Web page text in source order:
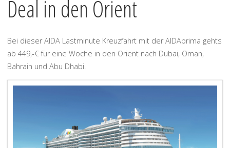
Deal in den Orient
Bei dieser AIDA Lastminute Kreuzfahrt mit der AIDAprima gehts
ab 449,-€ für eine Woche in den Orient nach Dubai, Oman,
Bahrain und Abu Dhabi.